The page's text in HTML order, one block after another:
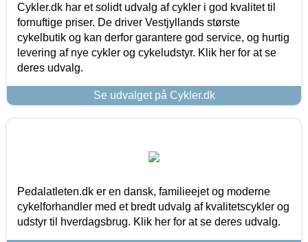
Cykler.dk har et solidt udvalg af cykler i god kvalitet til
fornuftige priser. De driver Vestjyllands største
cykelbutik og kan derfor garantere god service, og hurtig
levering af nye cykler og cykeludstyr. Klik her for at se
deres udvalg.
Se udvalget på Cykler.dk
Pedalatleten.dk er en dansk, familieejet og moderne
cykelforhandler med et bredt udvalg af kvalitetscykler og
udstyr til hverdagsbrug. Klik her for at se deres udvalg.